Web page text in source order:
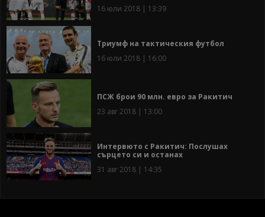
16 юли 2018 | 13:39
Триумф на тактическия футбол
16 юли 2018 | 16:00
ПСЖ брои 90 млн. евро за Ракитич
23 авг 2018 | 13:00
Интервюто с Ракитич: Послушах
сърцето си и останах
31 авг 2018 | 14:35